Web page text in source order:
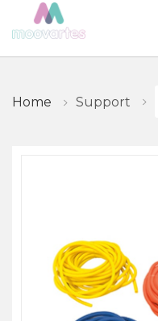
Skip to main content
Home Support